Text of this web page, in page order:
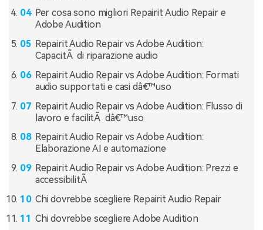
Per cosa sono migliori Repairit Audio Repair e
Adobe Audition
Repairit Audio Repair vs Adobe Audition:
CapacitÃ di riparazione audio
Repairit Audio Repair vs Adobe Audition: Formati
audio supportati e casi dâ€™uso
Repairit Audio Repair vs Adobe Audition: Flusso di
lavoro e facilitÃ dâ€™uso
Repairit Audio Repair vs Adobe Audition:
Elaborazione AI e automazione
Repairit Audio Repair vs Adobe Audition: Prezzi e
accessibilitÃ
Chi dovrebbe scegliere Repairit Audio Repair
Chi dovrebbe scegliere Adobe Audition